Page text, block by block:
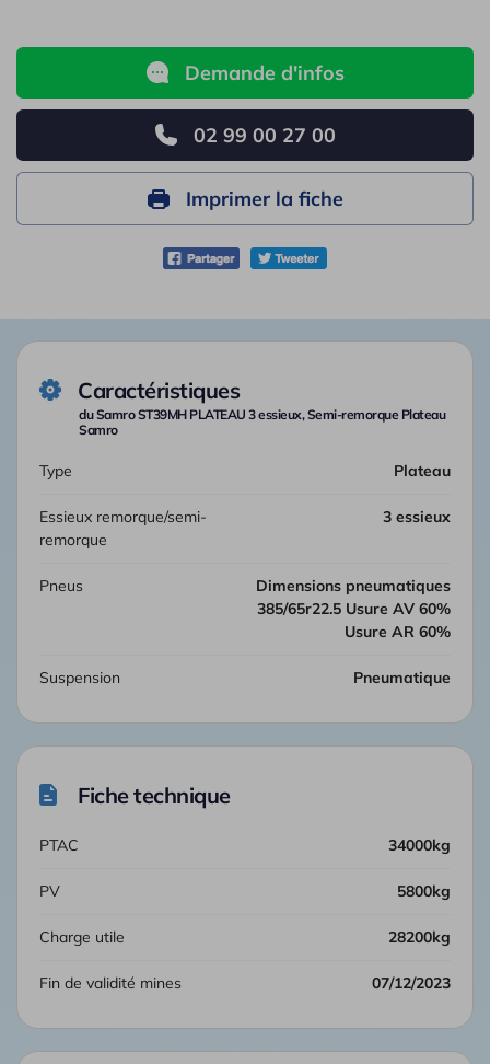
Demande d'infos
02 99 00 27 00
Imprimer la fiche
Caractéristiques
du Samro ST39MH PLATEAU 3 essieux, Semi-remorque Plateau
Samro
Type Plateau
Essieux remorque/semi-
remorque
3 essieux
Pneus
Dimensions pneumatiques
385/65r22.5 Usure AV 60%
Usure AR 60%
Suspension Pneumatique
Fiche technique
PTAC 34000kg
PV 5800kg
Charge utile 28200kg
Fin de validité mines 07/12/2023